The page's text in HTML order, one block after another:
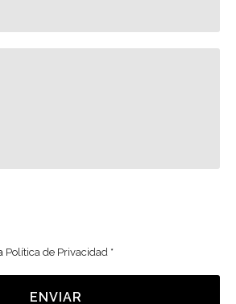
Política de Privacidad *
ENVIAR